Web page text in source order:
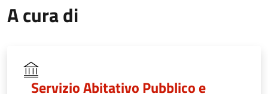
A cura di
Servizio Abitativo Pubblico e